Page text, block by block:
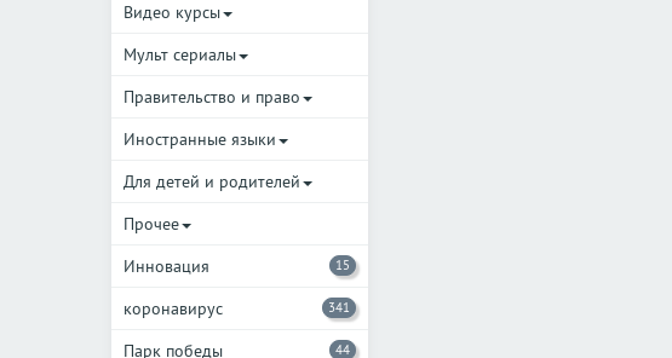
Видео курсы
Мульт сериалы
Правительство и право
Иностранные языки
Для детей и родителей
Прочее
Инновация
15
коронавирус 341
Парк победы 44